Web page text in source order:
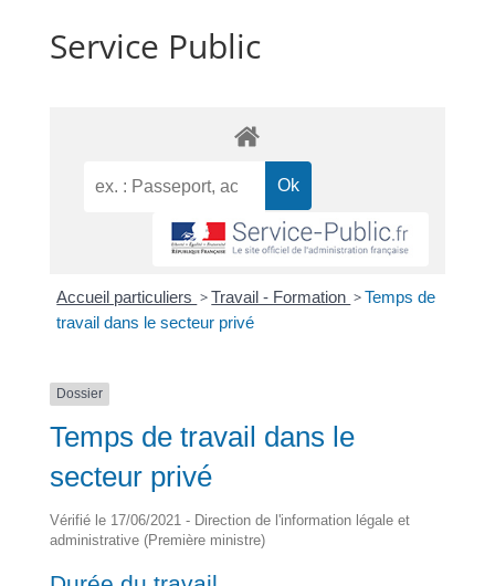
Service Public
Accueil particuliers >Travail - Formation >Temps de
travail dans le secteur privé
Dossier
Temps de travail dans le
secteur privé
Vérifié le 17/06/2021 - Direction de l'information légale et
administrative (Première ministre)